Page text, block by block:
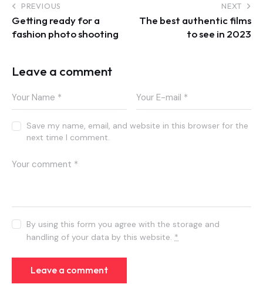
PREVIOUS
Getting ready for a
fashion photo shooting
NEXT
The best authentic films
to see in 2023
Leave a comment
Save my name, email, and website in this browser for the
next time I comment.
By using this form you agree with the storage and
handling of your data by this website. *